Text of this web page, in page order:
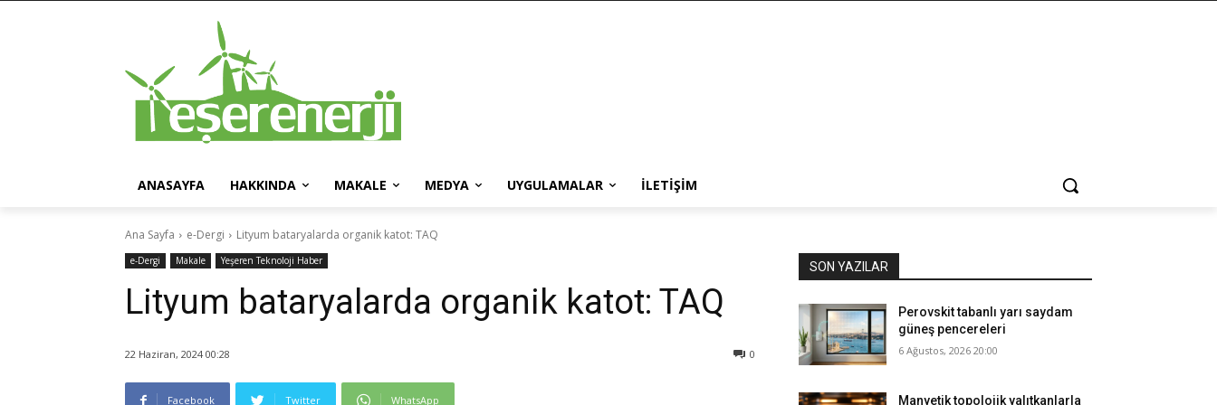
ANASAYFA HAKKINDA MAKALE MEDYA UYGULAMALAR İLETIŞIM
Ana Sayfa e-Dergi Lityum bataryalarda organik katot: TAQ
e-Dergi Makale Yeşeren Teknoloji Haber
Lityum bataryalarda organik katot: TAQ
22 Haziran, 2024 00:28 0
Facebook Twitter WhatsApp
SON YAZILAR
Perovskit tabanlı yarı saydam
güneş pencereleri
6 Ağustos, 2026 20:00
Manyetik topolojik yalıtkanlarla